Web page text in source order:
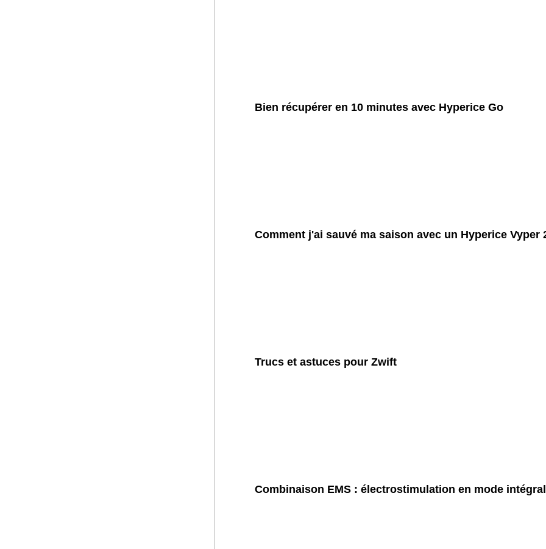
Bien récupérer en 10 minutes avec Hyperice Go
Comment j'ai sauvé ma saison avec un Hyperice Vyper
Trucs et astuces pour Zwift
Combinaison EMS : électrostimulation en mode intégral